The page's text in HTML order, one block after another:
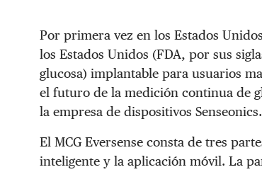
Por primera vez en los Estados
los Estados Unidos (FDA, por sus
glucosa) implantable para usuarios
el futuro de la medición continua de
la empresa de dispositivos Senseonics.
El MCG Eversense consta de tres
inteligente y la aplicación móvil. La